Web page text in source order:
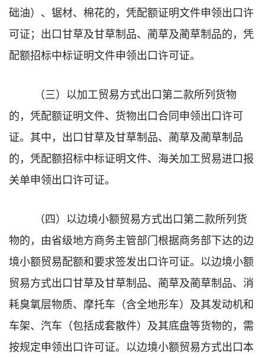
础油）、锯材、棉花的，凭配额证明文件申领出口许
可证；出口甘草及甘草制品、蔺草及蔺草制品的，凭
配额招标中标证明文件申领出口许可证。
（三）以加工贸易方式出口第二款所列货物
的，凭配额证明文件、货物出口合同申领出口许可
证。其中，出口甘草及甘草制品、蔺草及蔺草制品
的，凭配额招标中标证明文件、海关加工贸易进口报
关单申领出口许可证。
（四）以边境小额贸易方式出口第二款所列货
物的，由省级地方商务主管部门根据商务部下达的边
境小额贸易配额和要求签发出口许可证。以边境小额
贸易方式出口甘草及甘草制品、蔺草及蔺草制品、消
耗臭氧层物质、摩托车（含全地形车）及其发动机和
车架、汽车（包括成套散件）及其底盘等货物的，需
按规定申领出口许可证。以边境小额贸易方式出口本